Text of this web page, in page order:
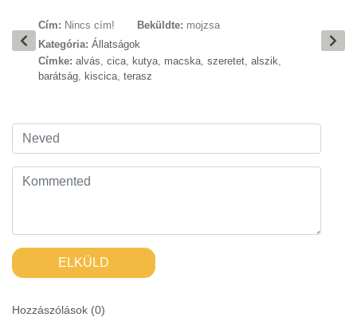
Cím: Nincs cím! Beküldte: mojzsa
Kategória: Állatságok
Címke: alvás, cica, kutya, macska, szeretet, alszik,
barátság, kiscica, terasz
ELKÜLD
Hozzászólások (0)